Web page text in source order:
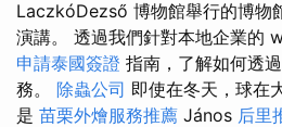
LaczkóDezső 博物館舉行的博物
演講。 透過我們針對本地企業
申請泰國簽證 指南，了解如何透
務。 除蟲公司 即使在冬天，球在
是 苗栗外燴服務推薦 János 后里